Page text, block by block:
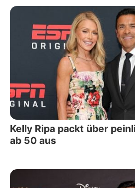
Kelly Ripa packt über
ab 50 aus